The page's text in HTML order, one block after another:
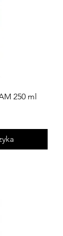
250 ml